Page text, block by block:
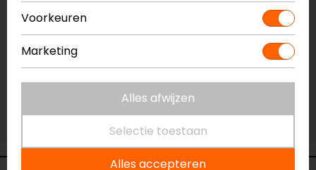
Vestiging Capelle a/d IJssel
Niet op voorraad
Vestiging Eindhoven
Niet op voorraad
Voorkeuren
Marketing
Alles afwijzen
Selectie toestaan
Alles accepteren